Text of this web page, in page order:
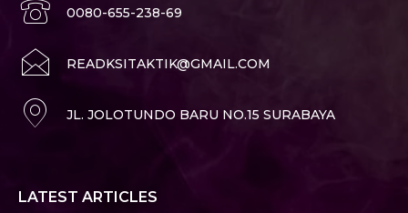
0080-655-238-69
READKSITAKTIK@GMAIL.COM
JL. JOLOTUNDO BARU NO.15 SURABAYA
LATEST ARTICLES